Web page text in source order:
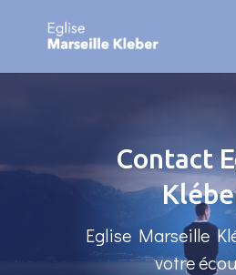
Contact
Eglise Marseille
votre